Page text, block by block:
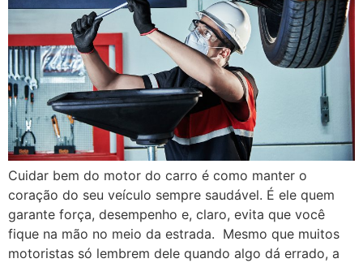
Cuidar bem do motor do carro é como manter o
coração do seu veículo sempre saudável. É ele quem
garante força, desempenho e, claro, evita que você
fique na mão no meio da estrada. Mesmo que muitos
motoristas só lembrem dele quando algo dá errado, a